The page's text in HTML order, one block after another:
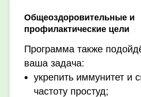
Общеоздоровительные и
профилактические цели
Программа также
ваша задача:
укрепить иммунитет и
частоту простуд;